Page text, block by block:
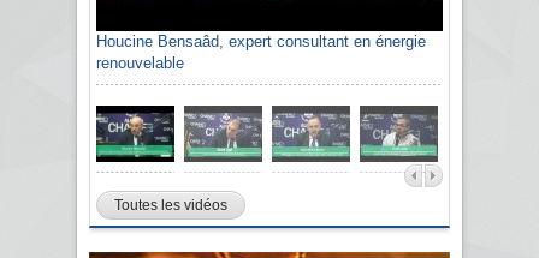
Houcine Bensaâd, expert consultant en énergie
renouvelable
Toutes les vidéos